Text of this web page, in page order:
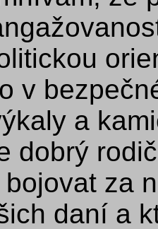
v
a
dobrý
za
daní a